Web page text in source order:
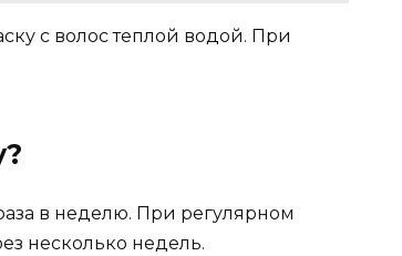
с волос теплой водой. При
в неделю. При регулярном
несколько недель.